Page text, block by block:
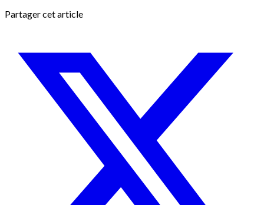
Partager cet article